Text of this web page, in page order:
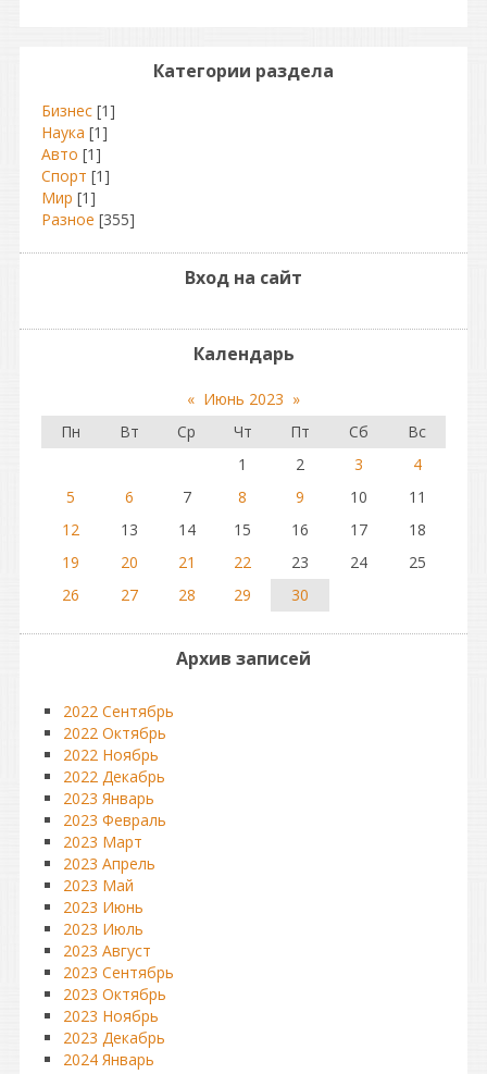
Категории раздела
Бизнес [1]
Наука [1]
Авто [1]
Спорт [1]
Мир [1]
Разное [355]
Вход на сайт
Календарь
« Июнь 2023 »
Пн
Вт Ср Чт Пт Сб
Вс
1
2 3
4
5
6 7 8 9 10
11
12
13 14 15 16 17
18
19
20 21 22 23 24
25
26
27 28 29 30
Архив записей
2022 Сентябрь
2022 Октябрь
2022 Ноябрь
2022 Декабрь
2023 Январь
2023 Февраль
2023 Март
2023 Апрель
2023 Май
2023 Июнь
2023 Июль
2023 Август
2023 Сентябрь
2023 Октябрь
2023 Ноябрь
2023 Декабрь
2024 Январь